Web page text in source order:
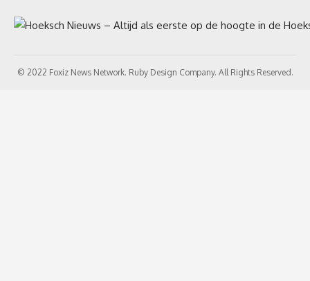
© 2022 Foxiz News Network. Ruby Design Company. All Rights Reserved.